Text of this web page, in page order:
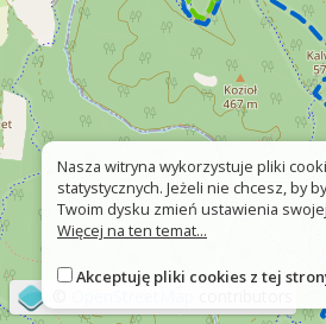
Nasza witryna wykorzystuje pliki
statystycznych. Jeżeli nie chcesz, by
Twoim dysku zmień ustawienia
Więcej na ten temat...
Akceptuję pliki cookies z tej